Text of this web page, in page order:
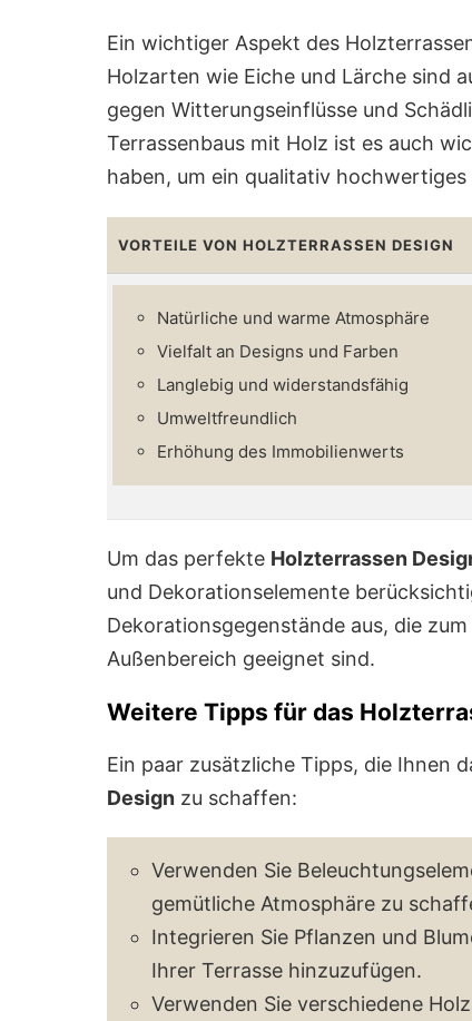
Ein wichtiger Aspekt des
Holzarten wie Eiche und Lärche sind
gegen Witterungseinflüsse und
Terrassenbaus mit Holz ist es auch
haben, um ein qualitativ hochwertiges
VORTEILE VON HOLZTERRASSEN DESIGN
Natürliche und warme Atmosphäre
Vielfalt an Designs und Farben
Langlebig und widerstandsfähig
Umweltfreundlich
Erhöhung des Immobilienwerts
Um das perfekte Holzterrassen
und Dekorationselemente
Dekorationsgegenstände aus, die
Außenbereich geeignet sind.
Weitere Tipps für das
Ein paar zusätzliche Tipps, die Ihnen
Design zu schaffen:
Verwenden Sie
gemütliche Atmosphäre zu
Integrieren Sie Pflanzen und
Ihrer Terrasse hinzuzufügen.
Verwenden Sie verschiedene